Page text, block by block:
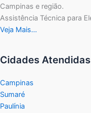
Campinas e região.
Assistência Técnica para
Veja Mais…
Cidades Atendidas
Campinas
Sumaré
Paulínia